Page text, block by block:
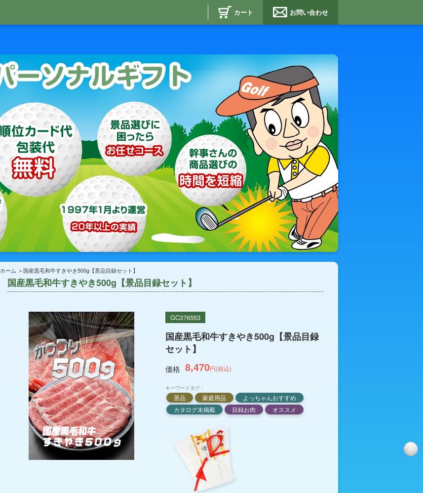
カート お問い合わせ
国産黒毛和牛すきやき500g【景品目録セット】
ホーム 国産黒毛和牛すきやき500g【景品目録セット】
GC376553
国産黒毛和牛すきやき500g【景品目録
セット】
価格 8,470円(税込)
キーワードタグ：
景品 家庭用品
よっちゃんおすすめ
カタログ未掲載
目録お肉 オススメ